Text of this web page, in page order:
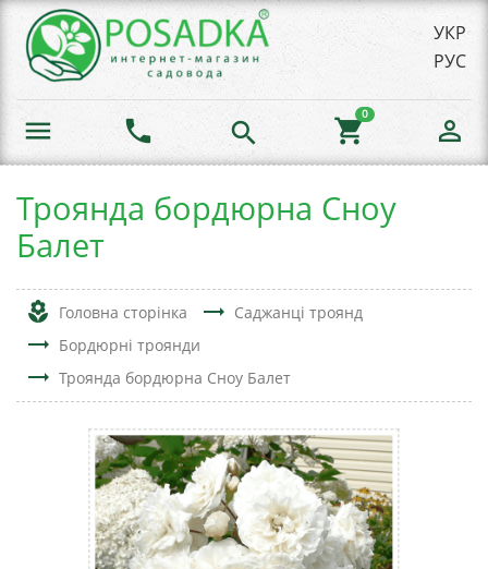
УКР
РУС
menu phone search shopping_cart
0
person_outline
Троянда бордюрна Сноу
Балет
local_florist Головна сторінка trending_flat Саджанці троянд
trending_flat Бордюрні троянди
trending_flat Троянда бордюрна Сноу Балет